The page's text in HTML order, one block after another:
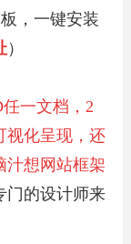
，一键安装
）
一文档，2
视化呈现，还
汁想网站框架
门的设计师来